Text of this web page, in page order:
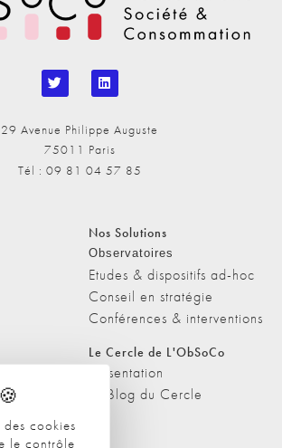
cookies
le contrôle
29 Avenue Philippe Auguste
75011 Paris
Tél : 09 81 04 57 85
Nos Solutions
Observatoires
Etudes & dispositifs ad-hoc
Conseil en stratégie
Conférences & interventions
médias
Le Cercle de L'ObSoCo
Présentation
Le Blog du Cercle